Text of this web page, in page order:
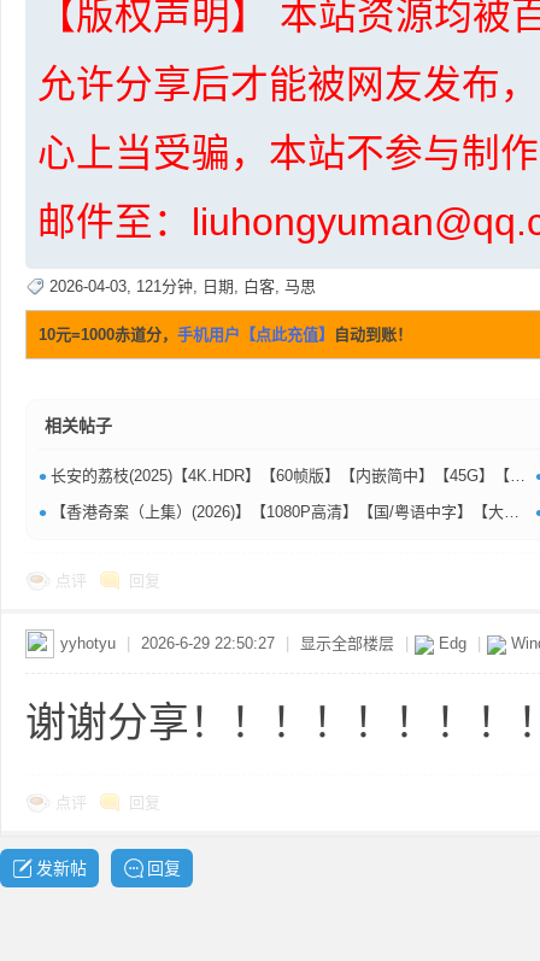
【版权声明】 本站资源均
允许分享后才能被网友发布
心上当受骗，本站不参与制
邮件至：
2026-04-03, 121分钟, 日期 , 白客, 马思
10元=1000赤道分， 手机用户【点此充值】 自动到账！
相关帖子
• 长安的荔枝(2025)【4K.HDR】【60帧版】【内嵌简中】【45G】【大鹏/白客】·
•
【香港奇案（上集）(2026)】【1080P高清】【国/粤语中字】【大陆：剧情 / 犯罪】【上映日期: 2026-07-10(中国大陆)】【片长:69分钟】【主演: 蔡洁 / 王浩信】【0.9G】
点评 回复
yyhotyu 2026-6-29 22:50:27 显示全部楼层 Edg
谢谢分享！！！！！！！！
点评 回复
发新帖 回复